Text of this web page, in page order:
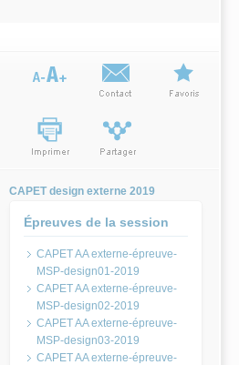
CAPET design externe 2019
Épreuves de la session
CAPET AA externe-épreuve-
MSP-design01-2019
CAPET AA externe-épreuve-
MSP-design02-2019
CAPET AA externe-épreuve-
MSP-design03-2019
CAPET AA externe-épreuve-